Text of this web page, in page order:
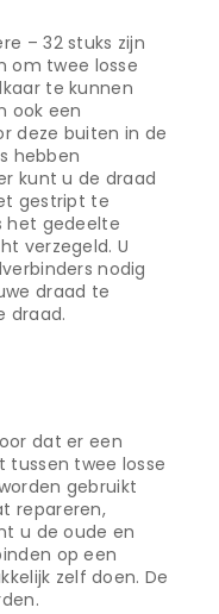
– 32 stuks zijn
om twee losse
te kunnen
ook een
deze buiten in de
hebben
kunt u de draad
gestript te
het gedeelte
verzegeld. U
nodig
draad te
draad.
dat er een
twee losse
gebruikt
repareren,
u de oude en
op een
zelf doen. De